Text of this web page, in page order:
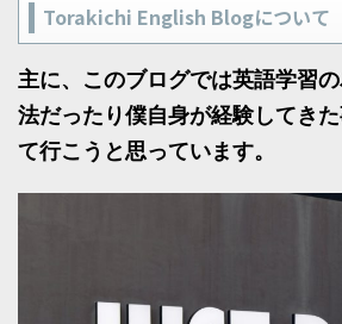
Torakichi English Blogについて
主に、このブログでは英語学習
法だったり僕自身が経験してき
て行こうと思っています。